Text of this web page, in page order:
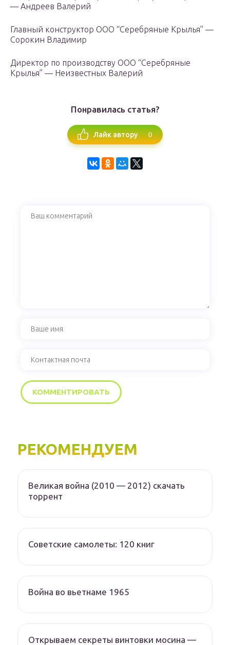
— Андреев Валерий
Главный конструктор ООО “Серебряные Крылья” —
Сорокин Владимир
Директор по производству ООО “Серебряные
Крылья” — Неизвестных Валерий
Понравилась статья?
Лайк автору 0
РЕКОМЕНДУЕМ
Великая война (2010 — 2012) скачать
торрент
Советские самолеты: 120 книг
Война во вьетнаме 1965
Открываем секреты винтовки мосина —